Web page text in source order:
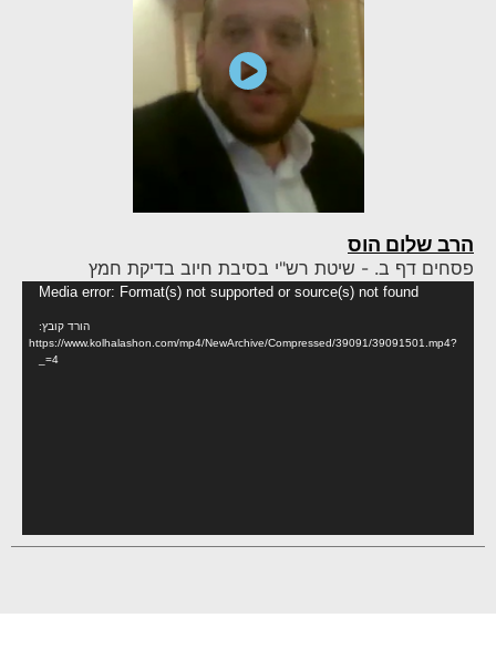
הרב שלום הוס
פסחים דף ב. - שיטת רש"י בסיבת חיוב בדיקת חמץ
Media error: Format(s) not supported or source(s) not found
הורד קובץ:
https://www.kolhalashon.com/mp4/NewArchive/Compressed/39091/39091501.mp4?
_=4